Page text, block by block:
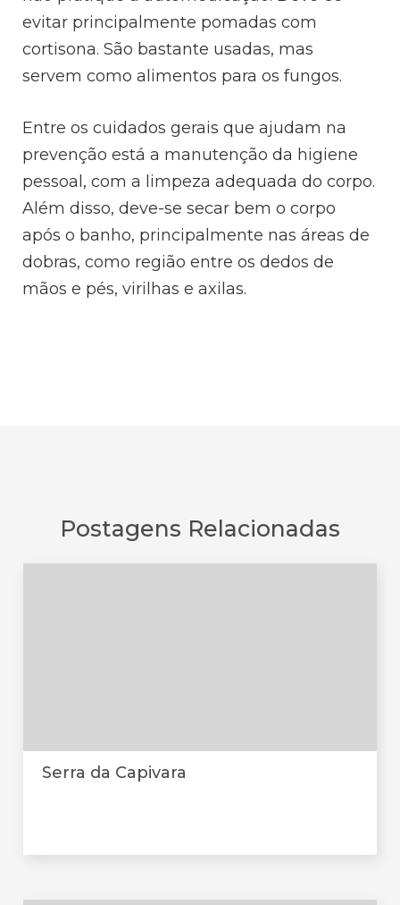
evitar principalmente pomadas com
cortisona. São bastante usadas, mas
servem como alimentos para os fungos.
Entre os cuidados gerais que ajudam na
prevenção está a manutenção da higiene
pessoal, com a limpeza adequada do corpo.
Além disso, deve-se secar bem o corpo
após o banho, principalmente nas áreas de
dobras, como região entre os dedos de
mãos e pés, virilhas e axilas.
Postagens Relacionadas
Serra da Capivara